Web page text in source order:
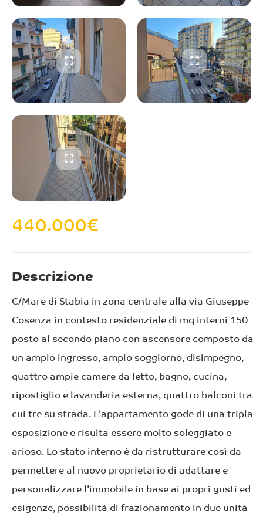
440.000€
Descrizione
C/Mare di Stabia in zona centrale alla via Giuseppe
Cosenza in contesto residenziale di mq interni 150
posto al secondo piano con ascensore composto da
un ampio ingresso, ampio soggiorno, disimpegno,
quattro ampie camere da letto, bagno, cucina,
ripostiglio e lavanderia esterna, quattro balconi tra
cui tre su strada. L'appartamento gode di una tripla
esposizione e risulta essere molto soleggiato e
arioso. Lo stato interno è da ristrutturare così da
permettere al nuovo proprietario di adattare e
personalizzare l'immobile in base ai propri gusti ed
esigenze, possibilità di frazionamento in due unità